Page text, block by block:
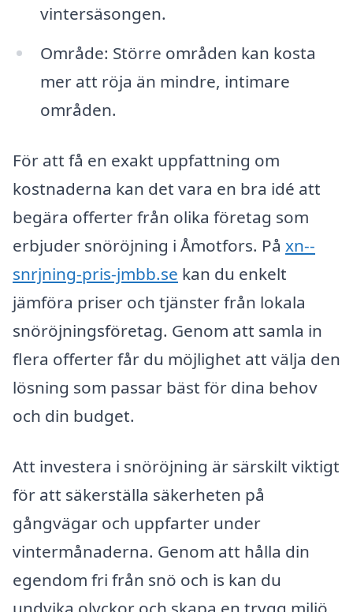
vintersäsongen.
Område: Större områden kan kosta
mer att röja än mindre, intimare
områden.
För att få en exakt uppfattning om
kostnaderna kan det vara en bra idé att
begära offerter från olika företag som
erbjuder snöröjning i Åmotfors. På xn--
snrjning-pris-jmbb.se kan du enkelt
jämföra priser och tjänster från lokala
snöröjningsföretag. Genom att samla in
flera offerter får du möjlighet att välja den
lösning som passar bäst för dina behov
och din budget.
Att investera i snöröjning är särskilt viktigt
för att säkerställa säkerheten på
gångvägar och uppfarter under
vintermånaderna. Genom att hålla din
egendom fri från snö och is kan du